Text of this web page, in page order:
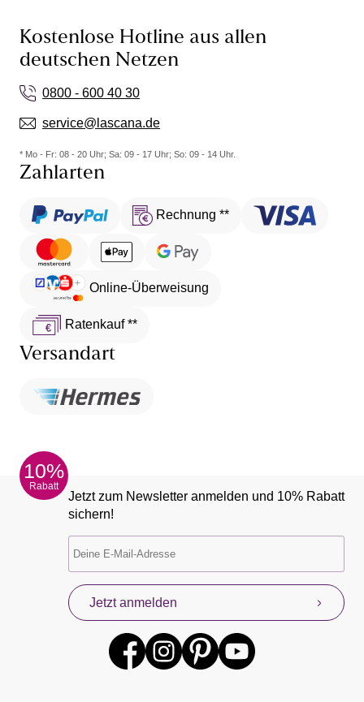
Kostenlose Hotline aus allen
deutschen Netzen
0800 - 600 40 30
service@lascana.de
* Mo - Fr: 08 - 20 Uhr; Sa: 09 - 17 Uhr; So: 09 - 14 Uhr.
Zahlarten
Rechnung **
Online-Überweisung
Ratenkauf **
Versandart
10%
Rabatt
Jetzt zum Newsletter anmelden und 10% Rabatt
sichern!
Jetzt anmelden